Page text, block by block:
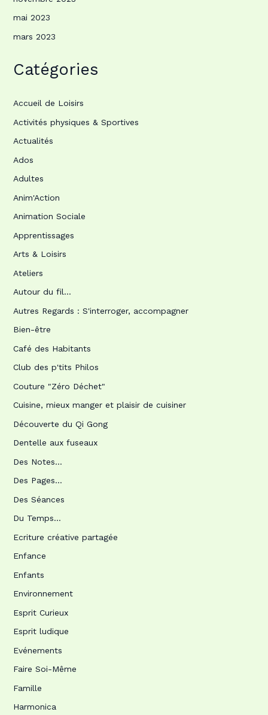
mai 2023
mars 2023
Catégories
Accueil de Loisirs
Activités physiques & Sportives
Actualités
Ados
Adultes
Anim'Action
Animation Sociale
Apprentissages
Arts & Loisirs
Ateliers
Autour du fil…
Autres Regards : S'interroger, accompagner
Bien-être
Café des Habitants
Club des p'tits Philos
Couture "Zéro Déchet"
Cuisine, mieux manger et plaisir de cuisiner
Découverte du Qi Gong
Dentelle aux fuseaux
Des Notes…
Des Pages…
Des Séances
Du Temps…
Ecriture créative partagée
Enfance
Enfants
Environnement
Esprit Curieux
Esprit ludique
Evénements
Faire Soi-Même
Famille
Harmonica